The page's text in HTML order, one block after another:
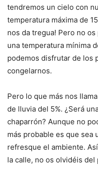
tendremos un cielo con
temperatura máxima de
nos da tregua! Pero no
una temperatura mínima
podemos disfrutar de los
congelarnos.
Pero lo que más nos
de lluvia del 5%. ¿Será
chaparrón? Aunque no
más probable es que sea
refresque el ambiente.
la calle, no os olvidéis del